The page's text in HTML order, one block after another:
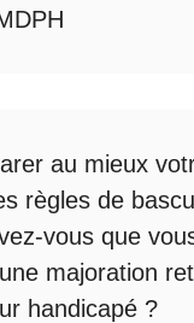
au mieux
règles de
vous que
majoration
handicapé ?